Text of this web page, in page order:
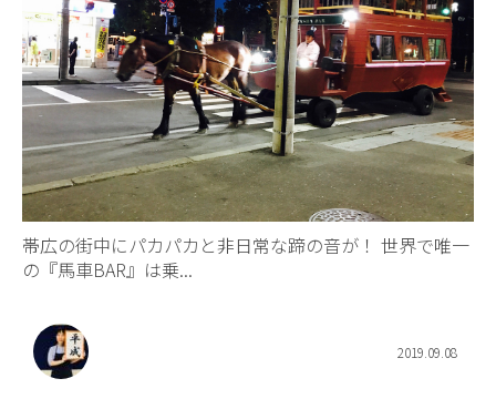
帯広の街中にパカパカと非日常な蹄の音が！ 世界で唯一
の『馬車BAR』は乗...
2019.09.08